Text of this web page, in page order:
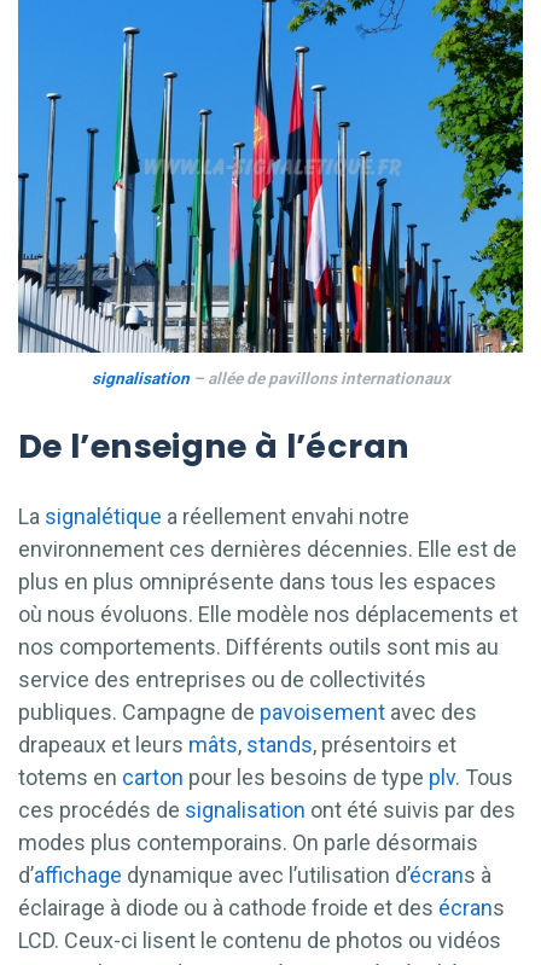
signalisation– allée de pavillons internationaux
De l’enseigne à l’écran
La signalétique a réellement envahi notre
environnement ces dernières décennies. Elle est de
plus en plus omniprésente dans tous les espaces
où nous évoluons. Elle modèle nos déplacements et
nos comportements. Différents outils sont mis au
service des entreprises ou de collectivités
publiques. Campagne de pavoisement avec des
drapeaux et leurs mâts, stands, présentoirs et
totems en carton pour les besoins de type plv. Tous
ces procédés de signalisation ont été suivis par des
modes plus contemporains. On parle désormais
d’affichage dynamique avec l’utilisation d’écrans à
éclairage à diode ou à cathode froide et des écrans
LCD. Ceux-ci lisent le contenu de photos ou vidéos